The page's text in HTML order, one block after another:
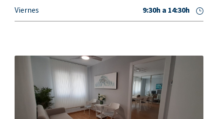
Viernes 9:30h a 14:30h